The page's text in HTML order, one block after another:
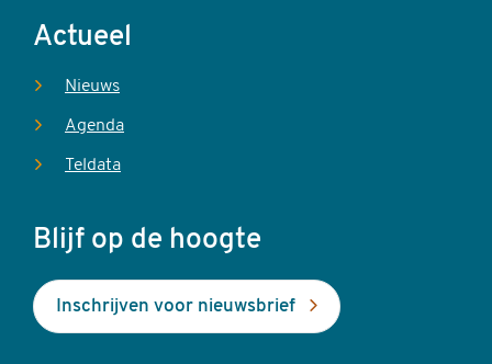
Actueel
Nieuws
Agenda
Teldata
Blijf op de hoogte
Inschrijven voor nieuwsbrief